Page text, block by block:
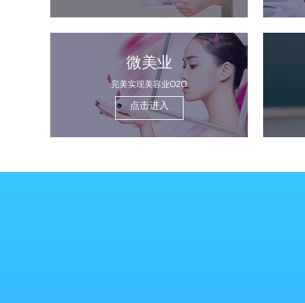
微美业
完美实现美容业O2O
点击进入